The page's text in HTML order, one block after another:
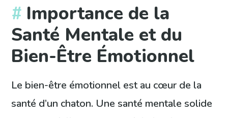
Importance de la
Santé Mentale et du
Bien-Être Émotionnel
Le bien-être émotionnel est au cœur de la
santé d’un chaton. Une santé mentale solide